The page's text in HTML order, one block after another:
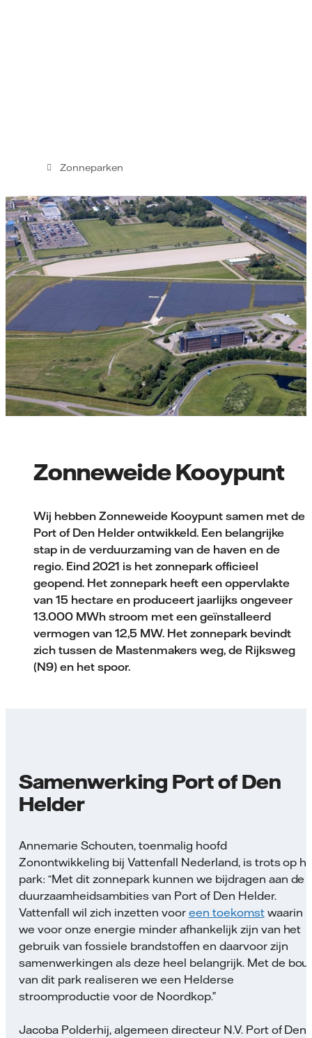
Zonneparken
Zonneweide Kooypunt
Wij hebben Zonneweide Kooypunt samen met de
Port of Den Helder ontwikkeld. Een belangrijke
stap in de verduurzaming van de haven en de
regio. Eind 2021 is het zonnepark officieel
geopend. Het zonnepark heeft een oppervlakte
van 15 hectare en produceert jaarlijks ongeveer
13.000 MWh stroom met een geïnstalleerd
vermogen van 12,5 MW. Het zonnepark bevindt
zich tussen de Mastenmakers weg, de Rijksweg
(N9) en het spoor.
Samenwerking Port of Den
Helder
Annemarie Schouten, toenmalig hoofd
Zonontwikkeling bij Vattenfall Nederland, is trots op
park: “Met dit zonnepark kunnen we bijdragen aan de
duurzaamheids­ambities van Port of Den Helder.
Vattenfall wil zich inzetten voor een toekomstwaarin
we voor onze energie minder afhankelijk zijn van het
gebruik van fossiele brandstoffen en daarvoor zijn
samenwerkingen als deze heel belangrijk. Met de
van dit park realiseren we een Helderse
stroomproductie voor de Noordkop.”
Jacoba Polderhij, algemeen directeur N.V. Port of Den